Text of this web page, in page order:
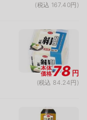
(税込 167.40円)
本体
価格78円
(税込 84.24円)